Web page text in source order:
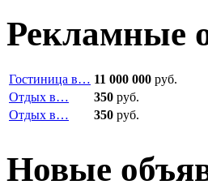
Рекламные
Гостиница в… 11 000 000 руб.
Отдых в…
350 руб.
Отдых в…
350 руб.
Новые